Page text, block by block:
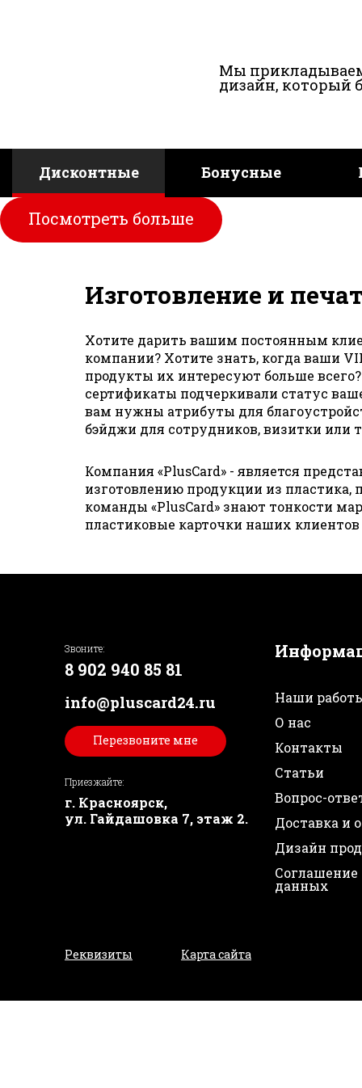
Мы
дизайн, который
Дисконтные Бонусные
Посмотреть больше
Изготовление и
Хотите дарить вашим постоянным
компании? Хотите знать, когда ваши
продукты их интересуют больше
сертификаты подчеркивали статус
вам нужны атрибуты для
бэйджи для сотрудников, визитки или
Компания «PlusCard» - является
изготовлению продукции из
команды «PlusCard» знают тонкости
пластиковые карточки наших
Звоните:
8 902 940 85 81
info@pluscard24.ru
Перезвоните мне
Приезжайте:
г. Красноярск,
ул. Гайдашовка 7, этаж 2.
Наши
О нас
Контакты
Статьи
Вопрос-
Доставка и
Дизайн
Соглашение
данных
Реквизиты Карта сайта